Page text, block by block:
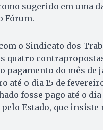
sugerido em uma
Fórum.
o Sindicato dos
quatro
pagamento do mês
até o dia 15 de
fosse pago até o
pelo Estado, que